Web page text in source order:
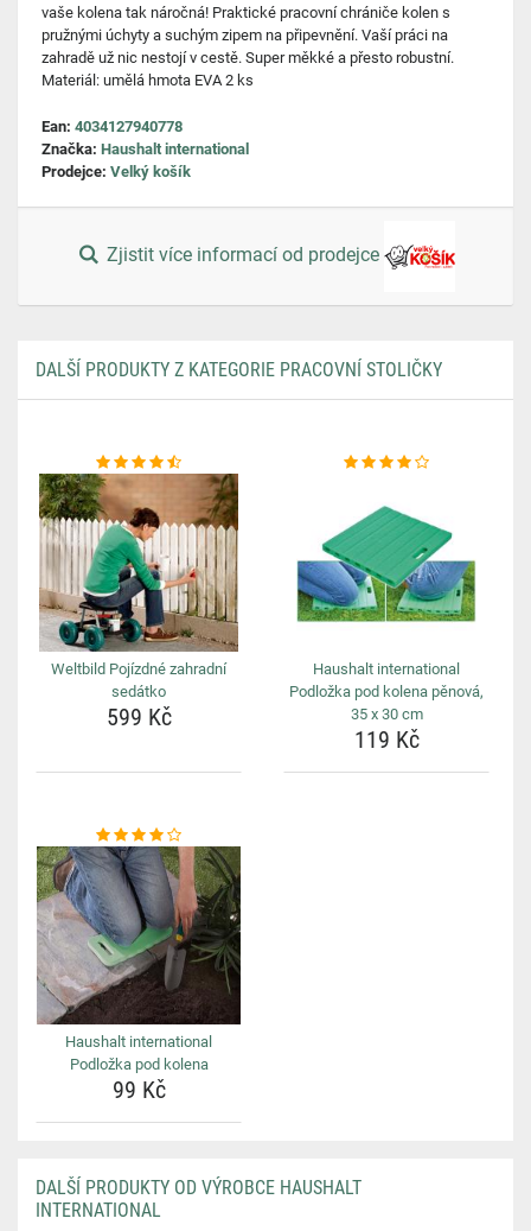
vaše kolena tak náročná! Praktické pracovní chrániče kolen s
pružnými úchyty a suchým zipem na připevnění. Vaší práci na
zahradě už nic nestojí v cestě. Super měkké a přesto robustní.
Materiál: umělá hmota EVA 2 ks
Ean: 4034127940778
Značka: Haushalt international
Prodejce: Velký košík
Zjistit více informací od prodejce
DALŠÍ PRODUKTY Z KATEGORIE PRACOVNÍ STOLIČKY
Weltbild Pojízdné zahradní
sedátko
599 Kč
Haushalt international
Podložka pod kolena pěnová,
35 x 30 cm
119 Kč
Haushalt international
Podložka pod kolena
99 Kč
DALŠÍ PRODUKTY OD VÝROBCE HAUSHALT
INTERNATIONAL